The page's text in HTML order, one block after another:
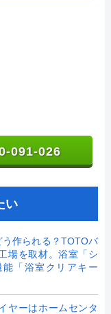
091-026
い
う作られる？TOTOバ
場を取材。浴室「シ
「浴室クリアキー
ヤーはホームセンタ